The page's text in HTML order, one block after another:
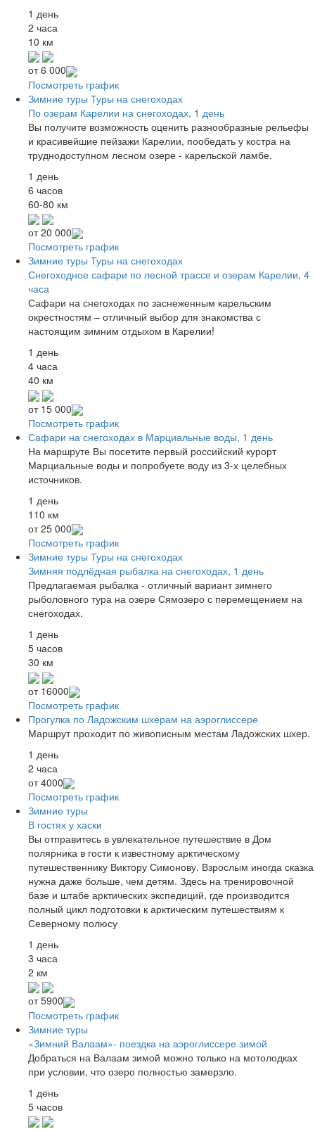
1 день
2 часа
10 км
от6 000
Посмотреть график
Зимние туры Туры на снегоходах
По озерам Карелии на снегоходах, 1 день
Вы получите возможность оценить разнообразные рельефы
и красивейшие пейзажи Карелии, пообедать у костра на
труднодоступном лесном озере - карельской ламбе.
1 день
6 часов
60-80 км
от20 000
Посмотреть график
Зимние туры Туры на снегоходах
Снегоходное сафари по лесной трассе и озерам Карелии, 4
часа
Сафари на снегоходах по заснеженным карельским
окрестностям – отличный выбор для знакомства с
настоящим зимним отдыхом в Карелии!
1 день
4 часа
40 км
от 15 000
Посмотреть график
Сафари на снегоходах в Марциальные воды, 1 день
На маршруте Вы посетите первый российский курорт
Марциальные воды и попробуете воду из 3-х целебных
источников.
1 день
110 км
от25 000
Посмотреть график
Зимние туры Туры на снегоходах
Зимняя подлёдная рыбалка на снегоходах, 1 день
Предлагаемая рыбалка - отличный вариант зимнего
рыболовного тура на озере Сямозеро с перемещением на
снегоходах.
1 день
5 часов
30 км
от 16000
Посмотреть график
Прогулка по Ладожским шхерам на аэроглиссере
Маршрут проходит по живописным местам Ладожских шхер.
1 день
2 часа
от4000
Посмотреть график
Зимние туры
В гостях у хаски
Вы отправитесь в увлекательное путешествие в Дом
полярника в гости к известному арктическому
путешественнику Виктору Симонову. Взрослым иногда сказка
нужна даже больше, чем детям. Здесь на тренировочной
базе и штабе арктических экспедиций, где производится
полный цикл подготовки к арктическим путешествиям к
Северному полюсу
1 день
3 часа
2 км
от5900
Посмотреть график
Зимние туры
«Зимний Валаам»- поездка на аэроглиссере зимой
Добраться на Валаам зимой можно только на мотолодках
при условии, что озеро полностью замерзло.
1 день
5 часов